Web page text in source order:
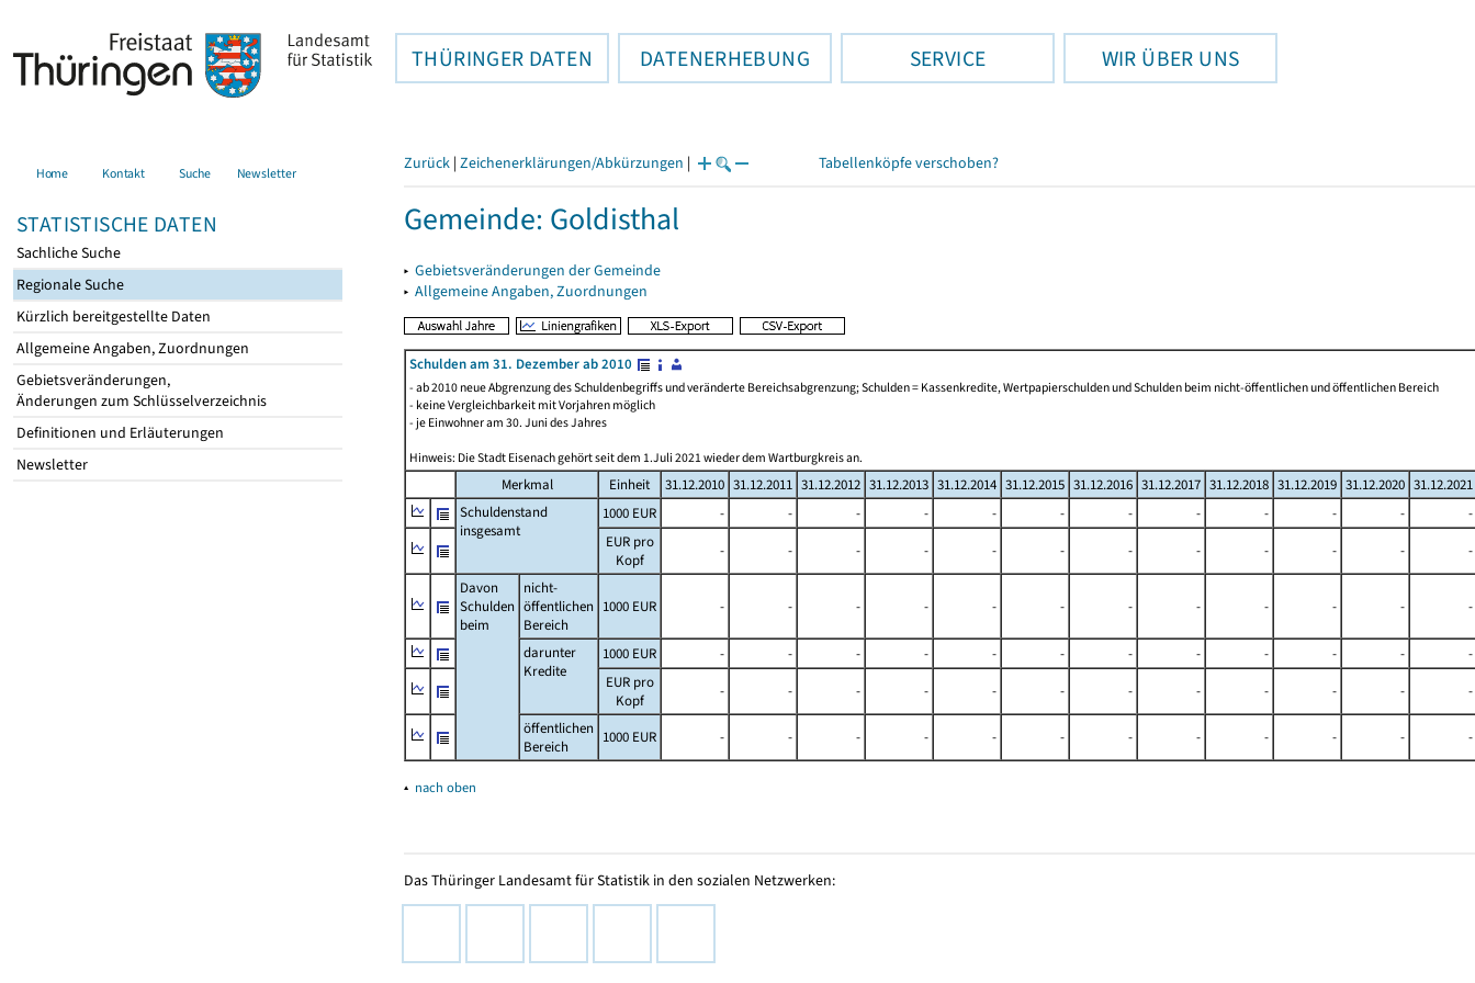
THÜRINGER DATEN DATENERHEBUNG SERVICE WIR ÜBER UNS
Home Kontakt Suche Newsletter
STATISTISCHE DATEN
Sachliche Suche
Regionale Suche
Kürzlich bereitgestellte Daten
Allgemeine Angaben, Zuordnungen
Gebietsveränderungen,
Änderungen zum Schlüsselverzeichnis
Definitionen und Erläuterungen
Newsletter
Zurück | Zeichenerklärungen/Abkürzungen | Tabellenköpfe verschoben?
Gemeinde: Goldisthal
▸ Gebietsveränderungen der Gemeinde
▸ Allgemeine Angaben, Zuordnungen
Schulden am 31. Dezember ab 2010
- ab 2010 neue Abgrenzung des Schuldenbegriffs und veränderte Bereichsabgrenzung; Schulden = Kassenkredite, Wertpapierschulden und Schulden beim nicht-öffentlichen und öffentlichen Bereich
- keine Vergleichbarkeit mit Vorjahren möglich
- je Einwohner am 30. Juni des Jahres
Hinweis: Die Stadt Eisenach gehört seit dem 1.Juli 2021 wieder dem Wartburgkreis an.
Merkmal Einheit 31.12.2010 31.12.2011 31.12.2012 31.12.2013 31.12.2014 31.12.2015 31.12.2016 31.12.2017 31.12.2018 31.12.2019 31.12.2020 31.12.2021
Schuldenstand
insgesamt
1000 EUR - - - - - - - - - - -
-
EUR pro
Kopf
- - - - - - - - - - -
-
Davon
Schulden
beim
nicht-
öffentlichen
Bereich
1000 EUR - - - - - - - - - - - -
darunter
Kredite
1000 EUR - - - - - - - - - - -
-
EUR pro
Kopf
- - - - - - - - - - -
-
öffentlichen
Bereich
1000 EUR - - - - - - - - - - - -
▴ nach oben
Das Thüringer Landesamt für Statistik in den sozialen Netzwerken: